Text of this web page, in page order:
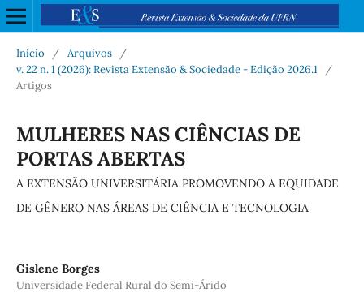
Início / Arquivos
/
v. 22 n. 1 (2026): Revista Extensão & Sociedade - Edição 2026.1
/
Artigos
MULHERES NAS CIÊNCIAS DE
PORTAS ABERTAS
A EXTENSÃO UNIVERSITÁRIA PROMOVENDO A EQUIDADE
DE GÊNERO NAS ÁREAS DE CIÊNCIA E TECNOLOGIA
Gislene Borges
Universidade Federal Rural do Semi-Árido